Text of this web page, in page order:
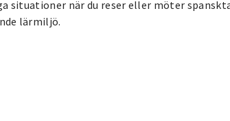
situationer när du reser eller möter
lärmiljö.